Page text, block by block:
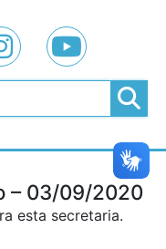
– 03/09/2020
esta secretaria.